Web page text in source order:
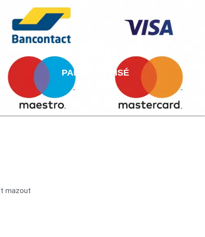
PAIEMENT AISÉ
mazout